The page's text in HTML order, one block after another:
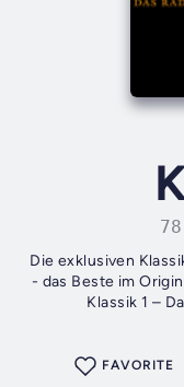
Die exklusiven
- das Beste im
Klassik 1 –
FAVORITE